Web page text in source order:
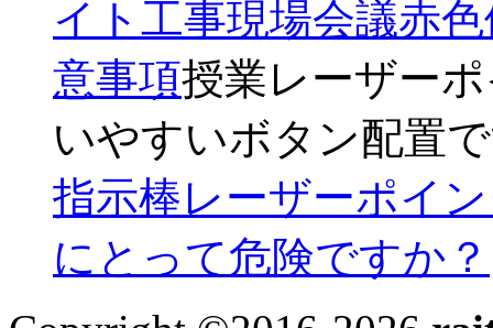
イト 工事現場会議赤
意事項授業レーザー
いやすいボタン配置
指示棒レーザーポイ
にとって危険ですか？